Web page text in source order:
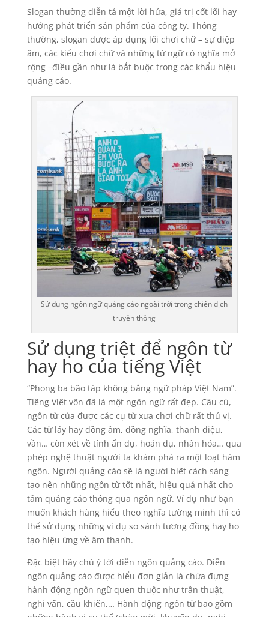
Slogan thường diễn tả một lời hứa, giá trị cốt lõi hay
hướng phát triển sản phẩm của công ty. Thông
thường, slogan được áp dụng lối chơi chữ – sự điệp
âm, các kiểu chơi chữ và những từ ngữ có nghĩa mở
rộng –điều gần như là bắt buộc trong các khẩu hiệu
quảng cáo.
Sử dụng ngôn ngữ quảng cáo ngoài trời trong chiến dịch
truyền thông
Sử dụng triệt để ngôn từ
hay ho của tiếng Việt
“Phong ba bão táp không bằng ngữ pháp Việt Nam”.
Tiếng Viết vốn đã là một ngôn ngữ rất đẹp. Câu cú,
ngôn từ của được các cụ từ xưa chơi chữ rất thú vị.
Các từ láy hay đồng âm, đồng nghĩa, thanh điệu,
vần… còn xét về tính ẩn dụ, hoán dụ, nhân hóa… qua
phép nghệ thuật người ta khám phá ra một loạt hàm
ngôn. Người quảng cáo sẽ là người biết cách sáng
tạo nên những ngôn từ tốt nhất, hiệu quả nhất cho
tấm quảng cáo thông qua ngôn ngữ. Ví dụ như bạn
muốn khách hàng hiểu theo nghĩa tường minh thì có
thể sử dụng những ví dụ so sánh tương đồng hay ho
tạo hiệu ứng về âm thanh.
Đặc biệt hãy chú ý tới diễn ngôn quảng cáo. Diễn
ngôn quảng cáo được hiểu đơn giản là chứa đựng
hành động ngôn ngữ quen thuộc như trần thuật,
nghi vấn, cầu khiến,… Hành động ngôn từ bao gồm